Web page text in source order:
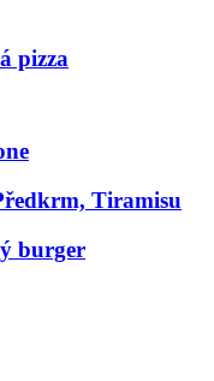
pizza
Tiramisu
burger